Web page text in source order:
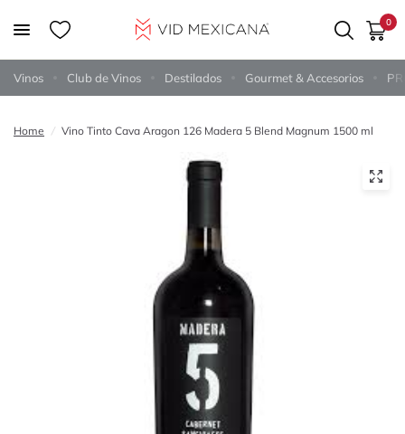
0
Vinos Club de Vinos Destilados Gourmet & Accesorios
Home / Vino Tinto Cava Aragon 126 Madera 5 Blend Magnum 1500 ml